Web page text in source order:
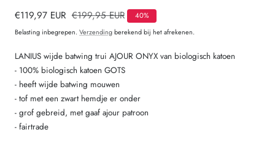
Verkoopprijs
€119,97 EUR Normale
prijs
€199,95 EUR
40%
Belasting inbegrepen. Verzendingberekend bij het afrekenen.
LANIUS wijde batwing trui AJOUR ONYX van biologisch katoen
- 100% biologisch katoen GOTS
- heeft wijde batwing mouwen
- tof met een zwart hemdje er onder
- grof gebreid, met gaaf ajour patroon
- fairtrade